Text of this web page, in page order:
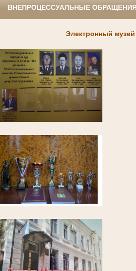
ВНЕПРОЦЕССУАЛЬНЫЕ ОБРАЩЕНИЯ
Электронный музей